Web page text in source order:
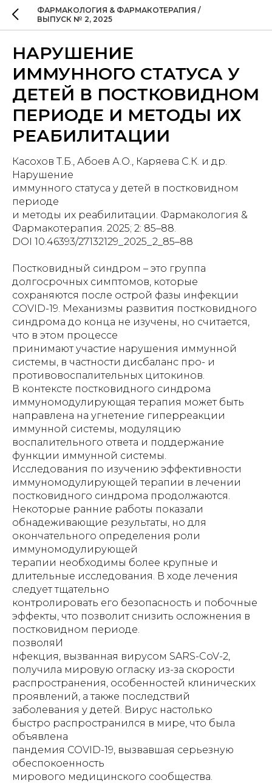
ФАРМАКОЛОГИЯ & ФАРМАКОТЕРАПИЯ /
ВЫПУСК № 2, 2025
НАРУШЕНИЕ
ИММУННОГО СТАТУСА У
ДЕТЕЙ В ПОСТКОВИДНОМ
ПЕРИОДЕ И МЕТОДЫ ИХ
РЕАБИЛИТАЦИИ
Касохов Т.Б., Абоев А.О., Каряева С.К. и др.
Нарушение
иммунного статуса у детей в постковидном
периоде
и методы их реабилитации. Фармакология &
Фармакотерапия. 2025; 2: 85–88.
DOI 10.46393/27132129_2025_2_85–88
Постковидный синдром – это группа
долгосрочных симптомов, которые
сохраняются после острой фазы инфекции
COVID-19. Механизмы развития постковидного
синдрома до конца не изучены, но считается,
что в этом процессе
принимают участие нарушения иммунной
системы, в частности дисбаланс про- и
противовоспалительных цитокинов.
В контексте постковидного синдрома
иммуномодулирующая терапия может быть
направлена на угнетение гиперреакции
иммунной системы, модуляцию
воспалительного ответа и поддержание
функции иммунной системы.
Исследования по изучению эффективности
иммуномодулирующей терапии в лечении
постковидного синдрома продолжаются.
Некоторые ранние работы показали
обнадеживающие результаты, но для
окончательного определения роли
иммуномодулирующей
терапии необходимы более крупные и
длительные исследования. В ходе лечения
следует тщательно
контролировать его безопасность и побочные
эффекты, что позволит снизить осложнения в
постковидном периоде.
позволяИ
нфекция, вызванная вирусом SARS-CoV-2,
получила мировую огласку из-за скорости
распространения, особенностей клинических
проявлений, а также последствий
заболевания у детей. Вирус настолько
быстро распространился в мире, что была
объявлена
пандемия COVID-19, вызвавшая серьезную
обеспокоенность
мирового медицинского сообщества.